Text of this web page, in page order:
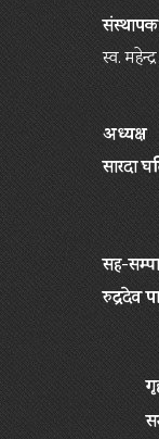
संस्थापक
स्व.
अध्यक्ष
सारदा
सह-
रुद्रदेव